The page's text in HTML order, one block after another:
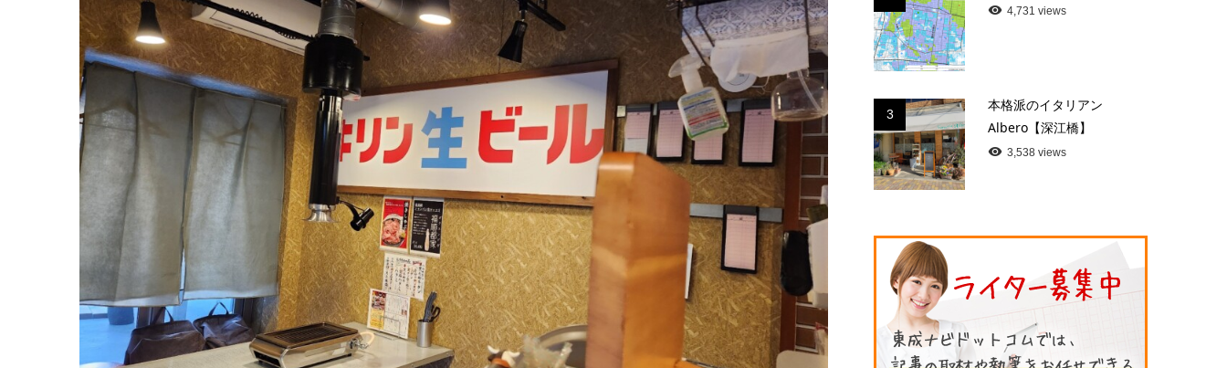
4,731 views
3
本格派のイタリアン
Albero【深江橋】
3,538 views